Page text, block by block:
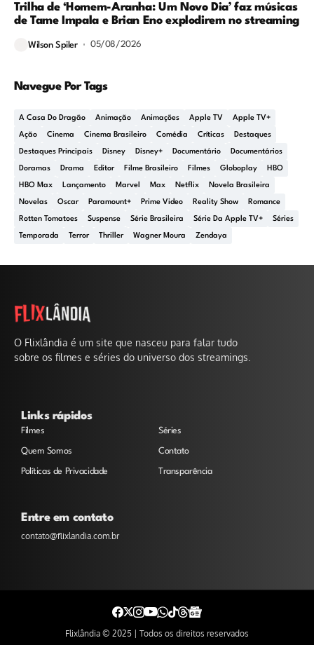
Trilha de ‘Homem-Aranha: Um Novo Dia’ faz músicas
de Tame Impala e Brian Eno explodirem no streaming
Wilson Spiler 05/08/2026
Navegue Por Tags
A Casa Do Dragão Animação Animações Apple TV Apple TV+
Ação Cinema Cinema Brasileiro Comédia Críticas Destaques
Destaques Principais Disney Disney+ Documentário Documentários
Doramas Drama Editor Filme Brasileiro Filmes Globoplay HBO
HBO Max Lançamento Marvel Max Netflix Novela Brasileira
Novelas Oscar Paramount+ Prime Video Reality Show Romance
Rotten Tomatoes Suspense Série Brasileira Série Da Apple TV+ Séries
Temporada Terror Thriller Wagner Moura Zendaya
O Flixlândia é um site que nasceu para falar tudo
sobre os filmes e séries do universo dos streamings.
Links rápidos
Filmes Séries
Quem Somos Contato
Políticas de Privacidade Transparência
Entre em contato
contato@flixlandia.com.br
Flixlândia © 2025 | Todos os direitos reservados